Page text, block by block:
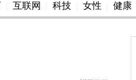
互联网 科技 女性 健康